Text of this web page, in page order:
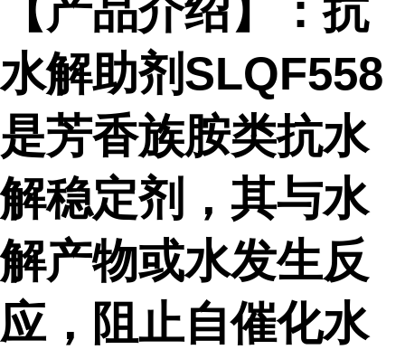
【产品介绍】：抗
水解助剂SLQF558
是芳香族胺类抗水
解稳定剂，其与水
解产物或水发生反
应，阻止自催化水